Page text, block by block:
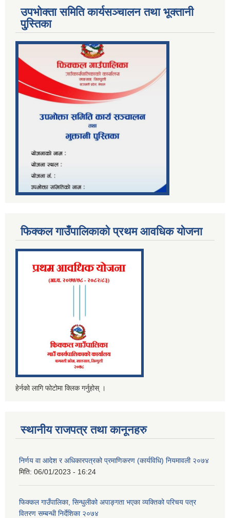
उपभोक्ता समिति कार्यसञ्चालन तथा भूक्तानी
पु्स्तिका
फिक्कल गाउँपालिकाको प्रथम आवधिक योजना
हेर्नको लागि फोटोमा क्लिक गर्नुहोस् ।
स्थानीय राजपत्र तथा कानूनहरु
निर्णय वा आदेश र अधिकारपत्रको प्रमाणिकरण (कार्यविधि) नियमावली २०७४
मिति: 06/01/2023 - 16:24
फिक्कल गाउँपालिका, सिन्धुलीको अपाङ्गता भएका व्यक्तिको परिचय पत्र
वितरण सम्बन्धी निर्देशिका २०७४